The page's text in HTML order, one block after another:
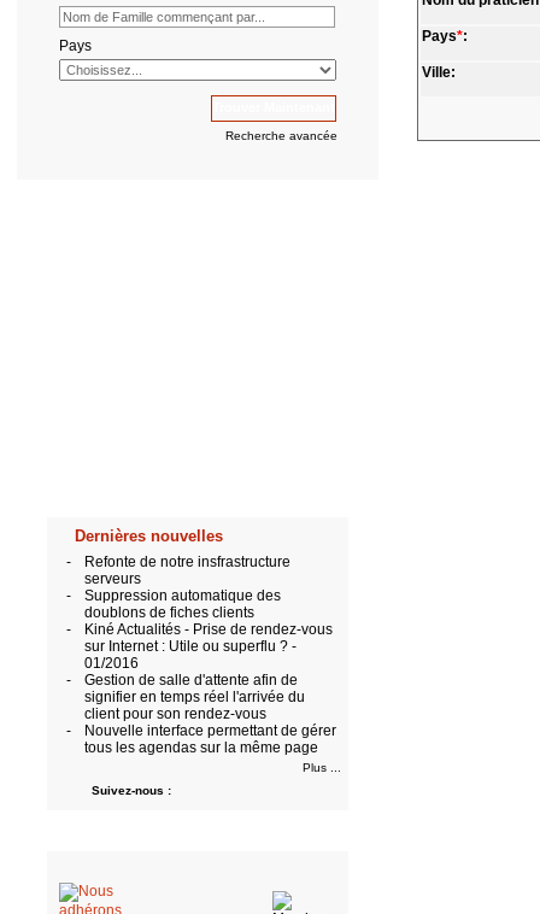
Pays
Recherche avancée
Dernières nouvelles
-
Refonte de notre insfrastructure
serveurs
-
Suppression automatique des
doublons de fiches clients
-
Kiné Actualités - Prise de rendez-vous
sur Internet : Utile ou superflu ? -
01/2016
-
Gestion de salle d'attente afin de
signifier en temps réel l'arrivée du
client pour son rendez-vous
-
Nouvelle interface permettant de gérer
tous les agendas sur la même page
Plus ...
Suivez-nous :
Pays*:
Ville: